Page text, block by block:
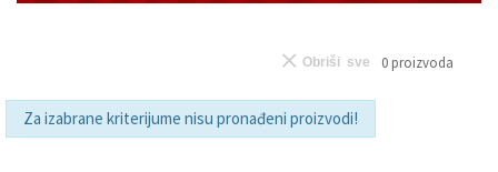
0 proizvoda
Obriši sve
Za izabrane kriterijume nisu pronađeni proizvodi!